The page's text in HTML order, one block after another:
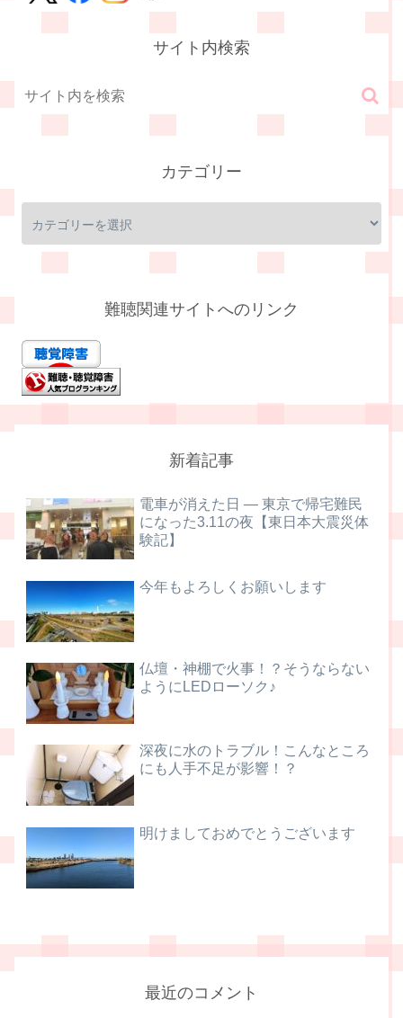
サイト内検索
カテゴリー
難聴関連サイトへのリンク
新着記事
電車が消えた日 ― 東京で帰宅難民
になった3.11の夜【東日本大震災体
験記】
今年もよろしくお願いします
仏壇・神棚で火事！？そうならない
ようにLEDローソク♪
深夜に水のトラブル！こんなところ
にも人手不足が影響！？
明けましておめでとうございます
最近のコメント